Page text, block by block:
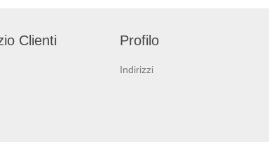
Clienti Profilo
Indirizzi